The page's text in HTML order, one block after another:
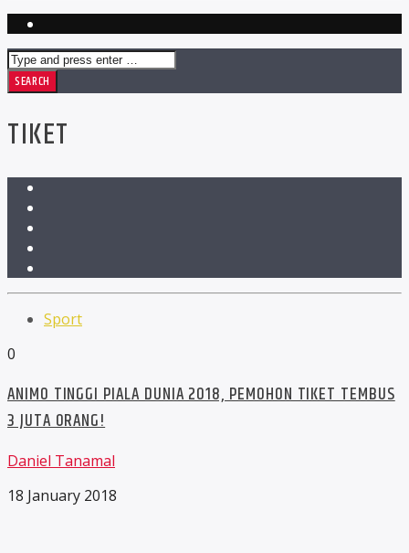
TIKET
Sport
0
ANIMO TINGGI PIALA DUNIA 2018, PEMOHON TIKET TEMBUS
3 JUTA ORANG!
Daniel Tanamal
18 January 2018